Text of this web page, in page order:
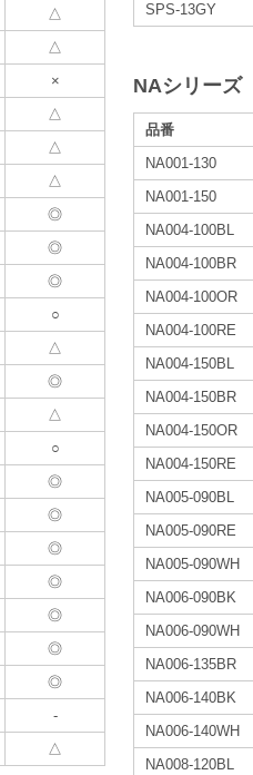
SPS-13GY
△
△
×
△
△
△
◎
◎
◎
○
△
◎
△
○
◎
◎
◎
◎
◎
◎
◎
-
△
NAシリーズ
品番
NA001-130
NA001-150
NA004-100BL
NA004-100BR
NA004-100OR
NA004-100RE
NA004-150BL
NA004-150BR
NA004-150OR
NA004-150RE
NA005-090BL
NA005-090RE
NA005-090WH
NA006-090BK
NA006-090WH
NA006-135BR
NA006-140BK
NA006-140WH
NA008-120BL